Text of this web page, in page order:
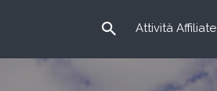
Attività Affiliate